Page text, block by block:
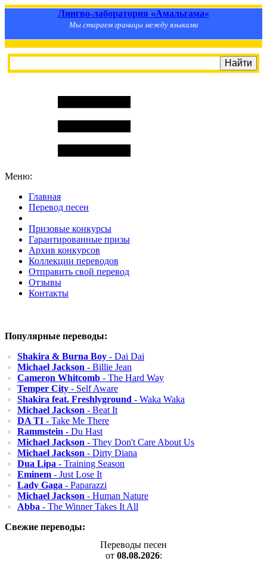
Лингво-лаборатория «Амальгама»
Мы стираем границы между языками
Меню:
Главная
Перевод песен
Призовые конкурсы
Гарантированные призы
Архив конкурсов
Коллекции переводов
Отправить свой перевод
Отзывы
Контакты
Популярные переводы:
Shakira & Burna Boy - Dai Dai
Michael Jackson - Billie Jean
Cameron Whitcomb - The Hard Way
Temper City - Self Aware
Shakira feat. Freshlyground - Waka Waka
Michael Jackson - Beat It
DA TI - Take Me There
Rammstein - Du Hast
Michael Jackson - They Don't Care About Us
Michael Jackson - Dirty Diana
Dua Lipa - Training Season
Eminem - Just Lose It
Lady Gaga - Paparazzi
Michael Jackson - Human Nature
Abba - The Winner Takes It All
Свежие переводы:
Переводы песен
от 08.08.2026: